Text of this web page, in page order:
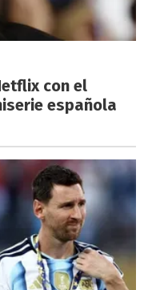
con el
española